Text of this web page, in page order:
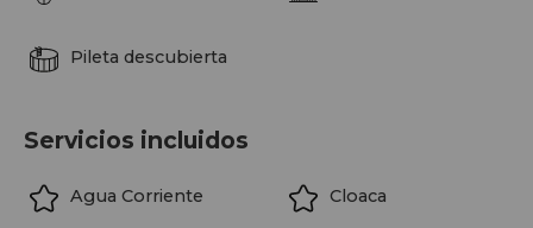
Pileta descubierta
Servicios incluidos
Agua Corriente Cloaca